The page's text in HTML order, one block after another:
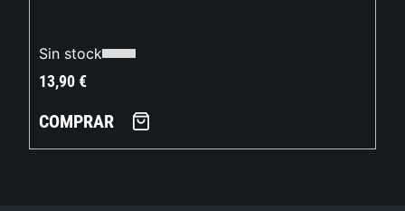
Sin stock
13,90€
COMPRAR